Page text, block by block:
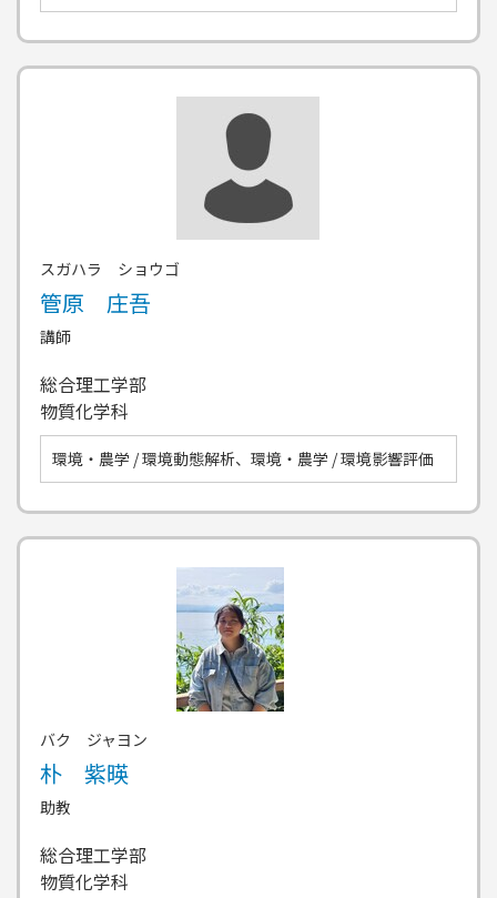
スガハラ ショウゴ
管原 庄吾
講師
総合理工学部
物質化学科
環境・農学 / 環境動態解析、環境・農学 / 環境影響評価
バク ジャヨン
朴 紫暎
助教
総合理工学部
物質化学科